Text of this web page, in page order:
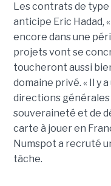
Les contrats de type
anticipe Eric Hadad,
encore dans une
projets vont se
toucheront aussi
domaine privé. « Il y
directions générales
souveraineté et de
carte à jouer en
Numspot a recruté
tâche.